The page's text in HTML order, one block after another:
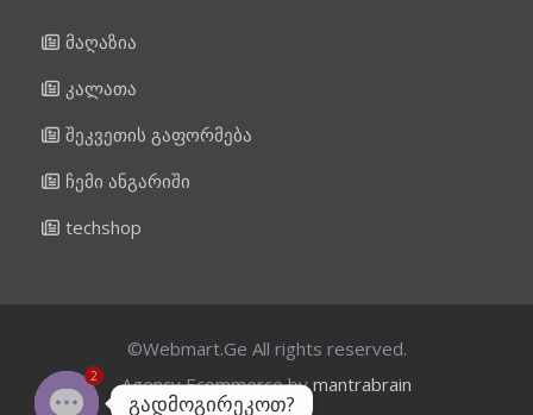
მაღაზია
კალათა
შეკვეთის გაფორმება
ჩემი ანგარიში
techshop
©Webmart.Ge All rights reserved.
Agency Ecommerce bymantrabrain
გადმოგირეკოთ?
2